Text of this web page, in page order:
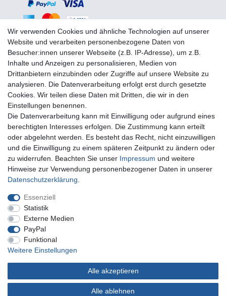
Wir versenden mit:
Sie erreichen uns unter:
+49 (0)681 5846576
Montag bis Freitag
10.30 - 14.00 Uhr
Impressum
Widerrufs­recht
Wir verwenden Cookies und ähnliche Technologien auf unserer
Website und verarbeiten personenbezogene Daten von
Besucher:innen unserer Webseite (z.B. IP-Adresse), um z.B.
Inhalte und Anzeigen zu personalisieren, Medien von
Drittanbietern einzubinden oder Zugriffe auf unsere Website zu
analysieren. Die Datenverarbeitung erfolgt erst durch gesetzte
Cookies. Wir teilen diese Daten mit Dritten, die wir in den
Einstellungen benennen.
Die Datenverarbeitung kann mit Einwilligung oder aufgrund eines
berechtigten Interesses erfolgen. Die Zustimmung kann erteilt
oder abgelehnt werden. Es besteht das Recht, nicht einzuwilligen
und die Einwilligung zu einem späteren Zeitpunkt zu ändern oder
zu widerrufen. Beachten Sie unser Impressum und weitere
Hinweise zur Verwendung personenbezogener Daten in unserer
Daten­schutz­erklärung
Essenziell
Statistik
Externe Medien
PayPal
Funktional
Weitere Einstellungen
Alle akzeptieren
Alle ablehnen